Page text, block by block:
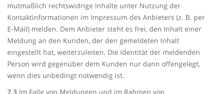
mutmaßlich rechtswidrige Inhalte unter Nutzung der
Kontaktinformationen im Impressum des Anbieters (z. B. per
E-Mail) melden. Dem Anbieter steht es frei, den Inhalt einer
Meldung an den Kunden, der den gemeldeten Inhalt
eingestellt hat, weiterzuleiten. Die Identität der meldenden
Person wird gegenüber dem Kunden nur dann offengelegt,
wenn dies unbedingt notwendig ist.
7.3 Im Falle von Meldungen und im Rahmen von